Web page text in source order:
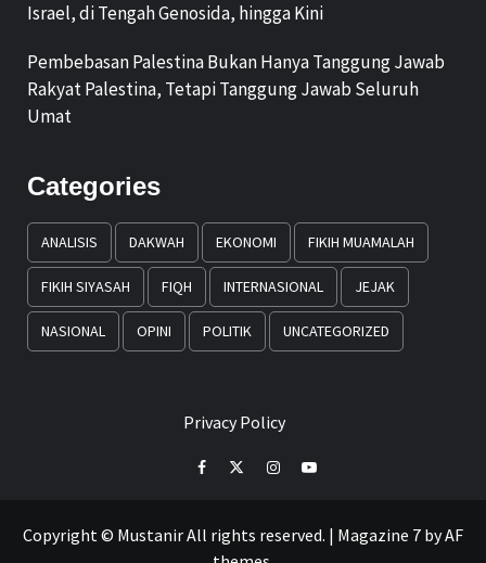
Israel, di Tengah Genosida, hingga Kini
Pembebasan Palestina Bukan Hanya Tanggung Jawab
Rakyat Palestina, Tetapi Tanggung Jawab Seluruh
Umat
Categories
ANALISIS DAKWAH EKONOMI FIKIH MUAMALAH
FIKIH SIYASAH FIQH INTERNASIONAL JEJAK
NASIONAL OPINI POLITIK UNCATEGORIZED
Privacy Policy
FacebookTwitterInstagramYoutube
Copyright © Mustanir All rights reserved. | Magazine 7 by AF